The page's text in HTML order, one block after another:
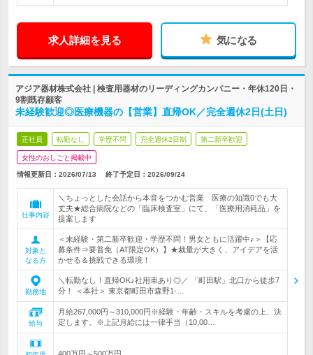
求人詳細を見る 気になる
アジア器材株式会社 | 検査用器材のリーディングカンパニー・年休120日・
9割既存顧客
未経験歓迎◎医療機器の【営業】直帰OK／完全週休2日(土日)
正社員 転勤なし 学歴不問 完全週休2日制 第二新卒歓迎
女性のおしごと掲載中
情報更新日：2026/07/13 終了予定日： 2026/09/24
仕事内容
＼ちょっとした会話から本音をつかむ営業 医療の知識0でも大
丈夫★総合病院などの「臨床検査室」にて、「医療用消耗品」を
提案します
対象と
なる方
＜未経験・第二新卒歓迎・学歴不問！男女ともに活躍中♪＞【応
募条件⇒要普免（AT限定OK）】★裁量が大きく、アイデアを活
かせる＆挑戦できる環境！
勤務地
＼転勤なし！直帰OK♪社用車あり◎／ 「町田駅」北口から徒歩7
分！ ＜本社＞ 東京都町田市森野1-…
給与
月給267,000円～310,000円※経験・年齢・スキルを考慮の上、決
定します。※上記月給には一律手当（10,00…
400万円～500万円